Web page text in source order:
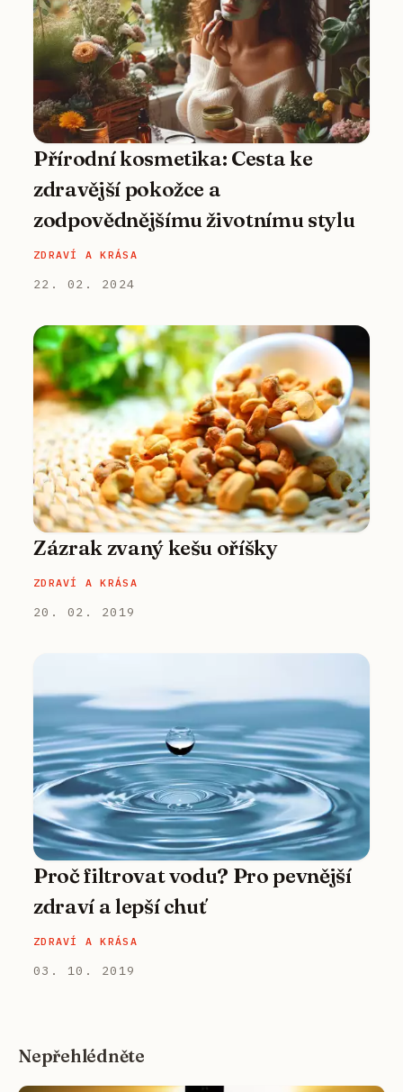
Přírodní kosmetika: Cesta ke
zdravější pokožce a
zodpovědnějšímu životnímu stylu
ZDRAVÍ A KRÁSA
22. 02. 2024
Zázrak zvaný kešu oříšky
ZDRAVÍ A KRÁSA
20. 02. 2019
Proč filtrovat vodu? Pro pevnější
zdraví a lepší chuť
ZDRAVÍ A KRÁSA
03. 10. 2019
Nepřehlédněte